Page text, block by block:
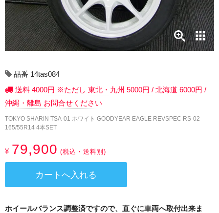
20インチ：冬タイヤホイール
夏タイヤホイール
12インチ：夏タイヤホイール
13インチ：夏タイヤホイール
14インチ：夏タイヤホイール
15インチ：夏タイヤホイール
品番 14tas084
送料 4000円 ※ただし 東北・九州 5000円 / 北海道 6000円 /
沖縄・離島 お問合せください
TOKYO SHARIN TSA-01 ホワイト GOODYEAR EAGLE REVSPEC RS-02
165/55R14 4本SET
¥ 79,900 (税込・送料別)
ホイールバランス調整済ですので、直ぐに車両へ取付出来ま